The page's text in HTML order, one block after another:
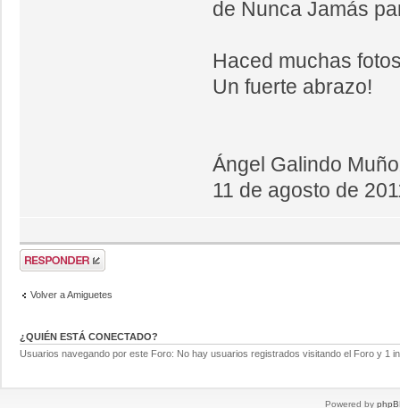
de Nunca Jamás
Haced muchas
Un fuerte abrazo!
Ángel Galindo
11 de agosto de
Volver a Amiguetes
¿QUIÉN ESTÁ CONECTADO?
Usuarios navegando por este Foro: No hay usuarios registrados visitando el Foro y 1
Powered by